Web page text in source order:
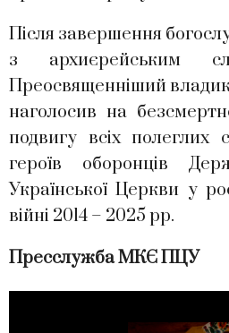
Після завершення
з архиєрейським
Преосвященніший
наголосив на
подвигу всіх полеглих
героїв оборонців
Української Церкви у
війні 2014 – 2025 рр.
Пресслужба МКЄ ПЦУ